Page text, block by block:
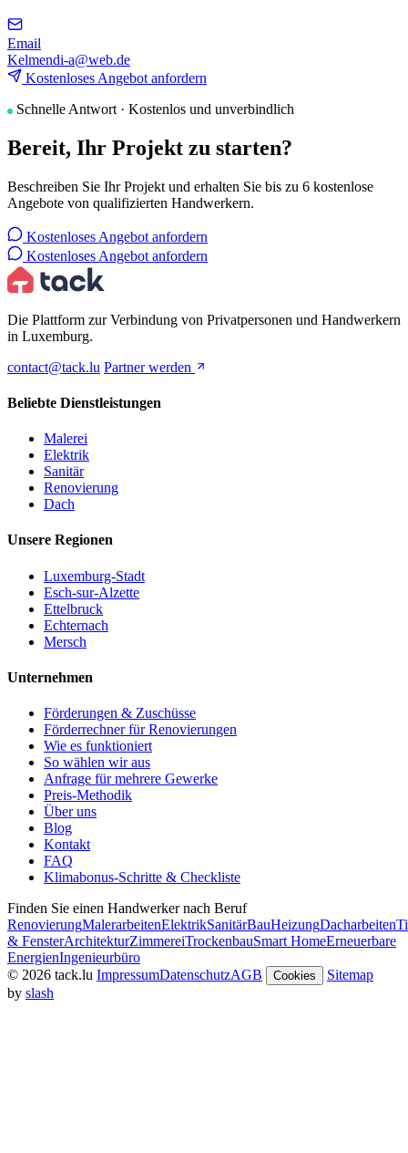
Email
Kelmendi-a@web.de
Kostenloses Angebot anfordern
Schnelle Antwort · Kostenlos und unverbindlich
Bereit, Ihr Projekt zu starten?
Beschreiben Sie Ihr Projekt und erhalten Sie bis zu 6 kostenlose
Angebote von qualifizierten Handwerkern.
Kostenloses Angebot anfordern
Kostenloses Angebot anfordern
Die Plattform zur Verbindung von Privatpersonen und Handwerkern
in Luxemburg.
contact@tack.lu Partner werden
Beliebte Dienstleistungen
Malerei
Elektrik
Sanitär
Renovierung
Dach
Unsere Regionen
Luxemburg-Stadt
Esch-sur-Alzette
Ettelbruck
Echternach
Mersch
Unternehmen
Förderungen & Zuschüsse
Förderrechner für Renovierungen
Wie es funktioniert
So wählen wir aus
Anfrage für mehrere Gewerke
Preis-Methodik
Über uns
Blog
Kontakt
FAQ
Klimabonus-Schritte & Checkliste
Finden Sie einen Handwerker nach Beruf
RenovierungMalerarbeitenElektrikSanitärBauHeizungDacharbeiten
& FensterArchitekturZimmereiTrockenbauSmart HomeErneuerbare
EnergienIngenieurbüro
© 2026 tack.lu ImpressumDatenschutzAGB Cookies
Sitemap
by slash